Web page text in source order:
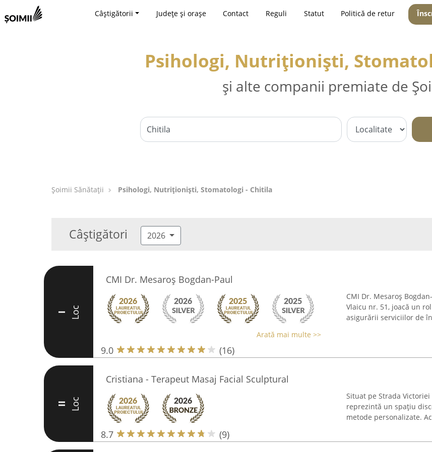
Câștigătorii Județe și orașe Contact Reguli Statut Politică de retur
Psihologi, Nutriționiști,
și alte companii premiate de
Şoimii Sănătații Psihologi, Nutriționiști, Stomatologi - Chitila
Câștigători 2026
I Loc
CMI Dr. Mesaroș Bogdan-Paul
Arată mai multe >>
9.0 (16)
CMI Dr. Mesaroș
Vlaicu nr. 51, joacă un
asigurării serviciilor de
II Loc
Cristiana - Terapeut Masaj Facial Sculptural
8.7 (9)
Situat pe Strada
reprezintă un spațiu
metode personalizate.